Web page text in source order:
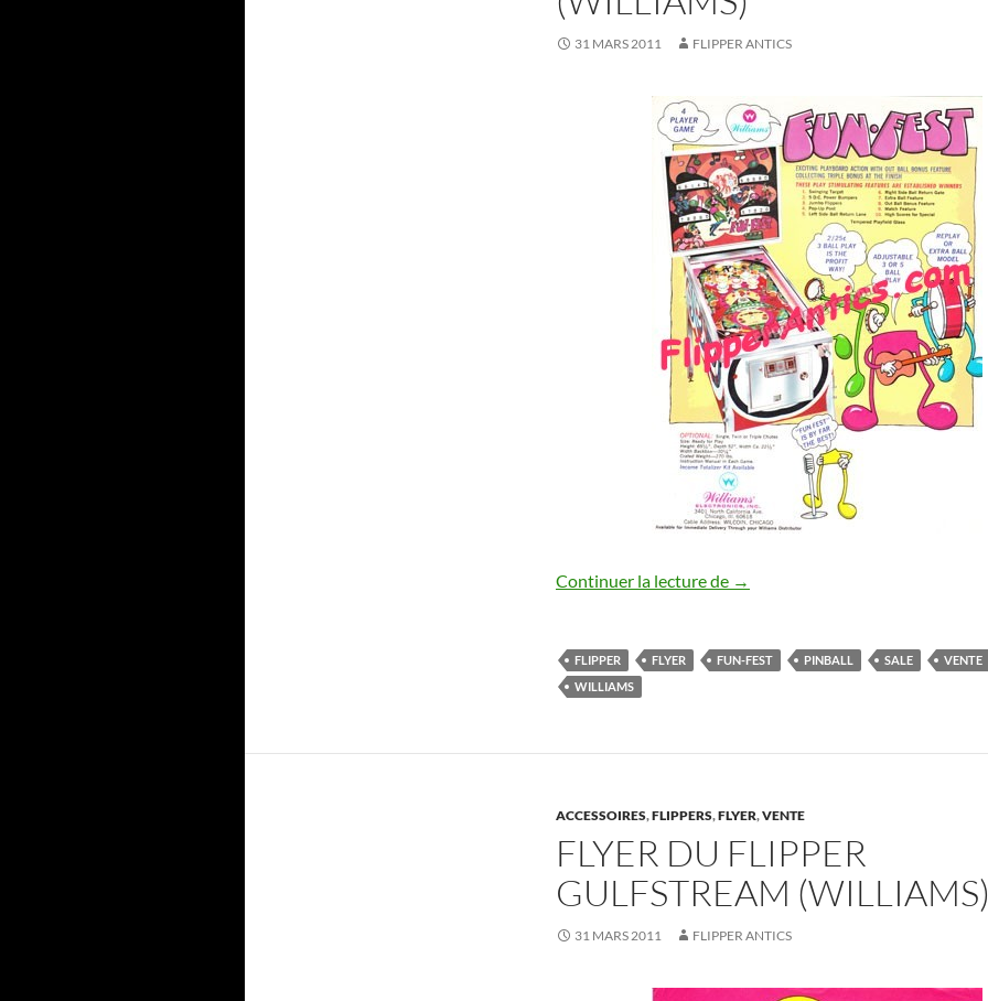
31 MARS 2011 FLIPPER ANTICS
Continuer la lecture de Flyer du flipper Fun-Fest
→
FLIPPER FLYER FUN-FEST PINBALL SALE
VENTE
WILLIAMS
ACCESSOIRES,FLIPPERS,FLYER,VENTE
FLYER DU FLIPPER
GULFSTREAM
31 MARS 2011 FLIPPER ANTICS